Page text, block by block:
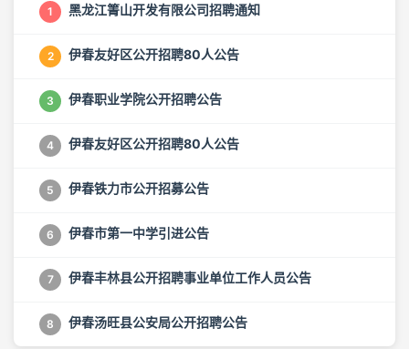
1 黑龙江箐山开发有限公司招聘通知
2 伊春友好区公开招聘80人公告
3 伊春职业学院公开招聘公告
4 伊春友好区公开招聘80人公告
5 伊春铁力市公开招募公告
6 伊春市第一中学引进公告
7 伊春丰林县公开招聘事业单位工作人员公告
8 伊春汤旺县公安局公开招聘公告